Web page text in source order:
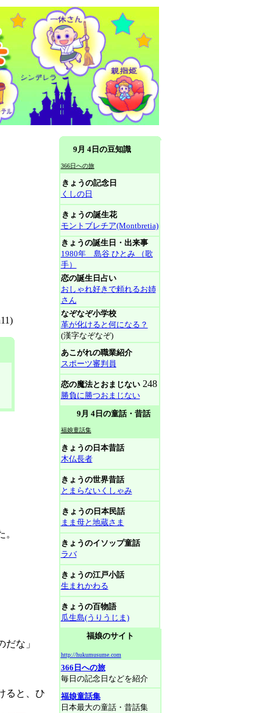
な」
ると、ひ
9月 4日の豆知識
366日への旅
きょうの記念日
くしの日
きょうの誕生花
モントブレチア(Montbretia)
きょうの誕生日・出来事
1980年 島谷 ひとみ （歌
手）
恋の誕生日占い
おしゃれ好きで頼れるお姉
さん
なぞなぞ小学校
革が化けると何になる？
(漢字なぞなぞ)
あこがれの職業紹介
スポーツ審判員
恋の魔法とおまじない248
勝負に勝つおまじない
9月 4日の童話・昔話
福娘童話集
きょうの日本昔話
木仏長者
きょうの世界昔話
とまらないくしゃみ
きょうの日本民話
まま母と地蔵さま
きょうのイソップ童話
ラバ
きょうの江戸小話
生まれかわる
きょうの百物語
瓜生島(うりうじま)
福娘のサイト
http://hukumusume.com
366日への旅
毎日の記念日などを紹介
福娘童話集
日本最大の童話・昔話集